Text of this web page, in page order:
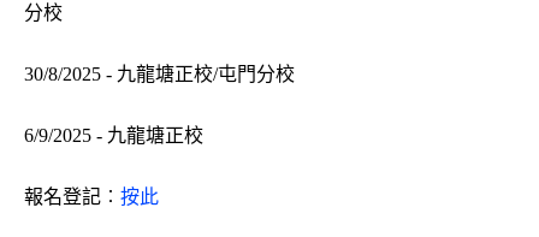
分校
30/8/2025 - 九龍塘正校/屯門分校
6/9/2025 - 九龍塘正校
報名登記︰ 按此